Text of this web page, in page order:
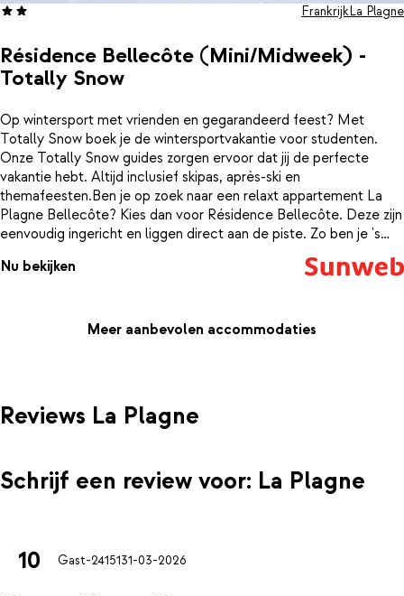
Résidence Bellecôte (Mini/Midweek) -
Totally Snow
FrankrijkLa Plagne
Op wintersport met vrienden en gegarandeerd feest? Met
Totally Snow boek je de wintersportvakantie voor studenten.
Onze Totally Snow guides zorgen ervoor dat jij de perfecte
vakantie hebt. Altijd inclusief skipas, après-ski en
themafeesten.Ben je op zoek naar een relaxt appartement La
Plagne Bellecôte? Kies dan voor Résidence Bellecôte. Deze zijn
eenvoudig ingericht en liggen direct aan de piste. Zo ben je 's
de verse poeder! Je zit hier ook nog eens in het centrum, dus
Nu bekijken
Meer aanbevolen accommodaties
Reviews La Plagne
Schrijf een review voor: La Plagne
10 Gast-2415131-03-2026